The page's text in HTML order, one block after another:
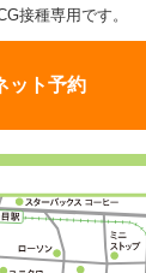
接種専用です。
ット予約